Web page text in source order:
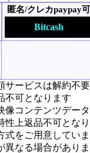
匿名/クレカpaypay可
Bitcash
サービスは解約不
不可となります
像コンテンツデー
性上返品不可とな
式をご用意してい
異なる場合があり